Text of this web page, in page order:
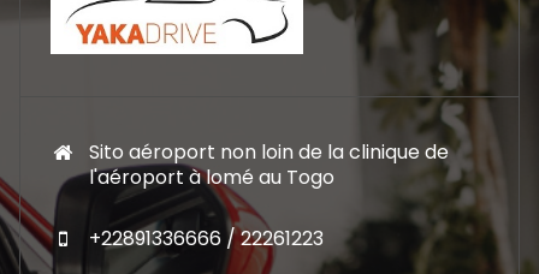
Sito aéroport non loin de la clinique de
l'aéroport à lomé au Togo
+22891336666 / 22261223